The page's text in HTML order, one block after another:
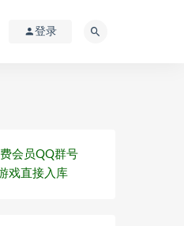
登录
会员QQ群号
戏直接入库